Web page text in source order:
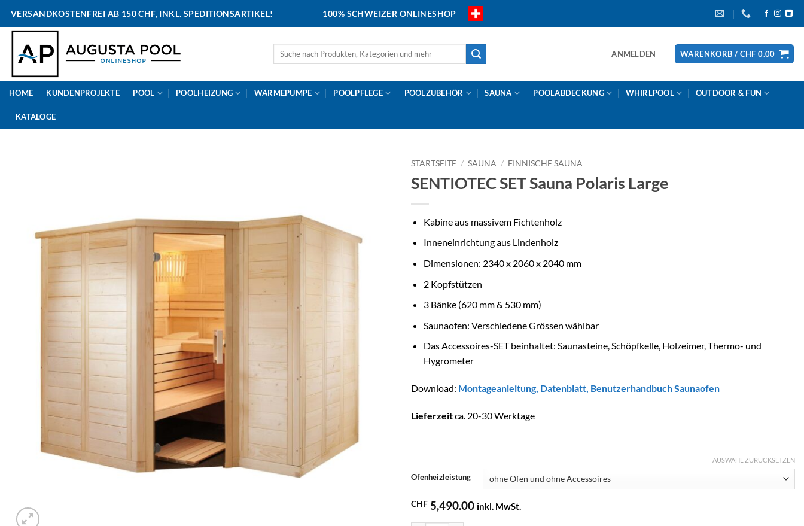
VERSANDKOSTENFREI AB 150 CHF, INKL. SPEDITIONSARTIKEL! 100% SCHWEIZER ONLINESHOP
Suche
ANMELDEN WARENKORB / CHF 0.00
HOME KUNDENPROJEKTE POOL POOLHEIZUNG WÄRMEPUMPE POOLPFLEGE POOLZUBEHÖR SAUNA POOLABDECKUNG WHIRLPOOL OUTDOOR & FUN
KATALOGE
STARTSEITE / SAUNA / FINNISCHE SAUNA
SENTIOTEC SET Sauna Polaris Large
Kabine aus massivem Fichtenholz
Inneneinrichtung aus Lindenholz
Dimensionen: 2340 x 2060 x 2040 mm
2 Kopfstützen
3 Bänke (620 mm & 530 mm)
Saunaofen: Verschiedene Grössen wählbar
Das Accessoires-SET beinhaltet: Saunasteine, Schöpfkelle, Holzeimer, Thermo- und
Hygrometer
Download: Montageanleitung, Datenblatt, Benutzerhandbuch Saunaofen
Lieferzeitca. 20-30 Werktage
Ofenheizleistung
AUSWAHL ZURÜCKSETZEN
CHF 5,490.00 inkl. MwSt.